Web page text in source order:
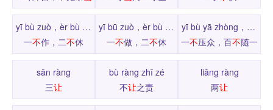
yī bù zuò，èr bù xiū
一不作，二不休
yī bū zuò，èr bù xiū
一不做，二不休
yī bù yā zhòng，bǎi bù suí yī
一不压众，百不随一
sān ràng
三让
bù ràng zhī zé
不让之责
liǎng ràng
两让